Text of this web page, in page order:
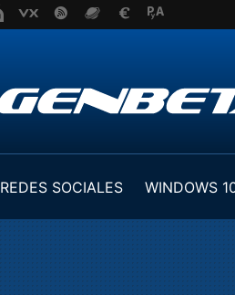
REDES SOCIALES WINDOWS